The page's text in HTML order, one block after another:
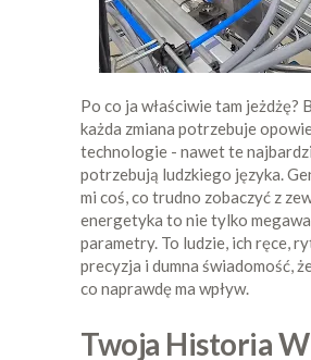
Po co ja właściwie tam jeżdżę?
każda zmiana potrzebuje
technologie - nawet te
potrzebują ludzkiego języka.
mi coś, co trudno zobaczyć z
energetyka to nie tylko
parametry. To ludzie, ich ręce,
precyzja i dumna świadomość,
co naprawdę ma wpływ.
Twoja Historia